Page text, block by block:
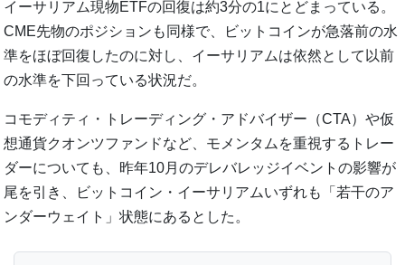
イーサリアム現物ETFの回復は約3分の1にとどまっている。
CME先物のポジションも同様で、ビットコインが急落前の水
準をほぼ回復したのに対し、イーサリアムは依然として以前
の水準を下回っている状況だ。
コモディティ・トレーディング・アドバイザー（CTA）や仮
想通貨クオンツファンドなど、モメンタムを重視するトレー
ダーについても、昨年10月のデレバレッジイベントの影響が
尾を引き、ビットコイン・イーサリアムいずれも「若干のア
ンダーウェイト」状態にあるとした。